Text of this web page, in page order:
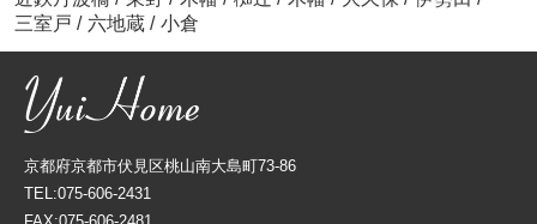
三室戸 / 六地蔵 / 小倉
京都府京都市伏見区桃山南大島町73-86
TEL:075-606-2431